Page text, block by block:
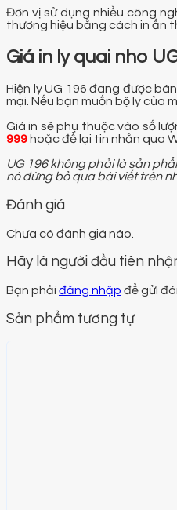
Đơn vị sử dụng nhiều công
thương hiệu bằng cách in ấn
Giá in ly quai nho
Hiện ly UG 196 đang được
mại. Nếu bạn muốn bộ ly của
Giá in sẽ phụ thuộc vào số
999 hoặc để lại tin nhắn qua
UG 196 không phải là sản
nó đừng bỏ qua bài viết trên
Đánh giá
Chưa có đánh giá nào.
Hãy là người đầu tiên
Bạn phải đăng nhập để gửi
Sản phẩm tương tự